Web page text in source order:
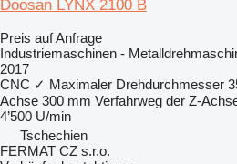
Doosan LYNX 2100 B
Preis auf Anfrage
Industriemaschinen -
2017
CNC ✓ Maximaler Drehdurchmesser
Achse 300 mm Verfahrweg der Z-
4’500 U/min
Tschechien
FERMAT CZ s.r.o.